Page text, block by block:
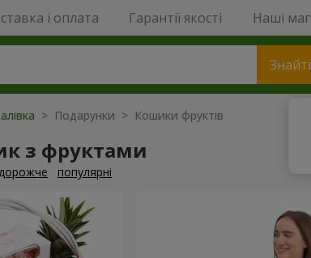
і оплата Гарантії якості Наші
> Подарунки > Кошики фруктів
з фруктами
дорожче популярні